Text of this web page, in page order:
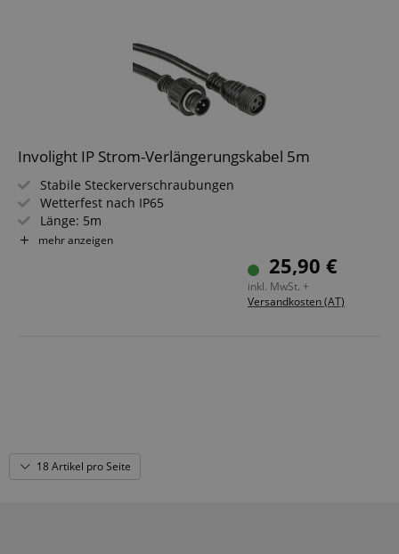
Involight IP Strom-Verlängerungskabel 5m
Stabile Steckerverschraubungen
Wetterfest nach IP65
Länge: 5m
Farbe: schwarz
mehr anzeigen
25,90 €
inkl. MwSt. +
Versandkosten (AT)
18 Artikel pro Seite